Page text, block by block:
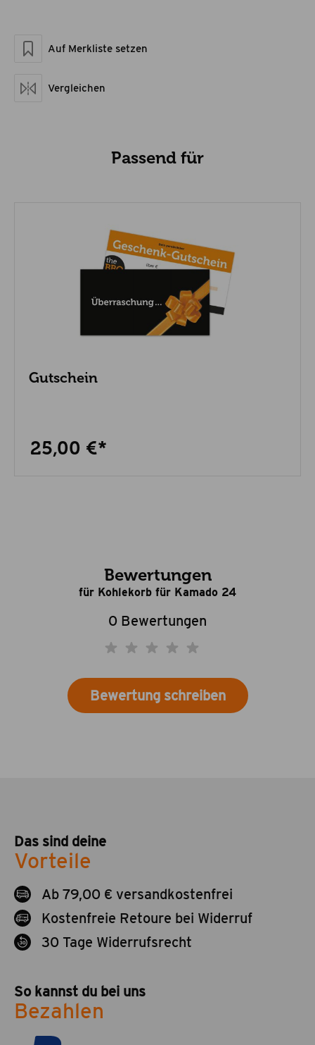
Material
Artikelgewicht netto kg
Auf Merkliste setzen
Vergleichen
Passend für
Gutschein
25,00 €*
Bewertungen
für Kohlekorb für Kamado 24
0 Bewertungen
Bewertung schreiben
Das sind deine
Vorteile
Ab 79,00 € versandkostenfrei
Kostenfreie Retoure bei Widerruf
30 Tage Widerrufsrecht
So kannst du bei uns
Bezahlen